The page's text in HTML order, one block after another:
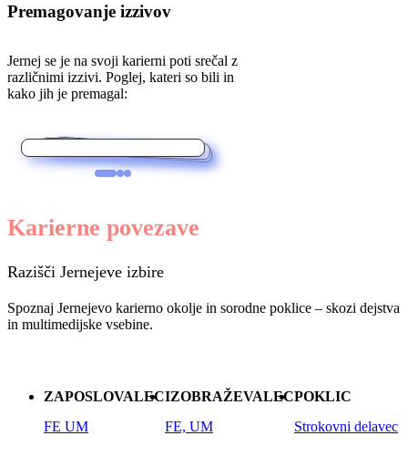
Premagovanje izzivov
Jernej se je na svoji karierni poti srečal z
različnimi izzivi. Poglej, kateri so bili in
kako jih je premagal:
Največji izziv je bilo vsekakor
Svetoval bi predvsem veliko željo po
znanju, pripravljenost na učenje ter odprtost
Kot dobro izhodišče se je izkazal tudi
študij na Fakulteti za energetiko Univerze v
Karierne povezave
Razišči Jernejeve izbire
Spoznaj Jernejevo karierno okolje in sorodne poklice – skozi dejstva
in multimedijske vsebine.
ZAPOSLOVALEC
FE UM
IZOBRAŽEVALEC
FE, UM
POKLIC
Strokovni delavec